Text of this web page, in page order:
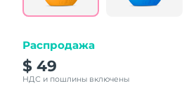
Распродажа
$ 49
НДС и пошлины включены